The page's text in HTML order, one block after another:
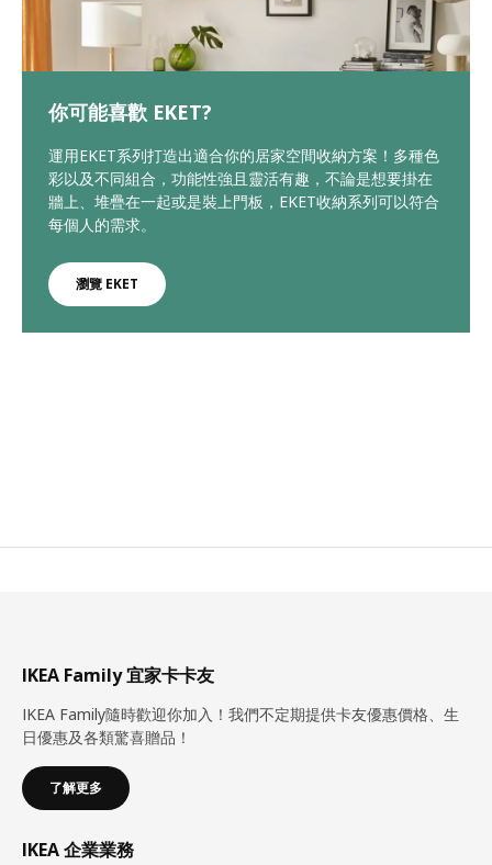
你可能喜歡 EKET?
運用EKET系列打造出適合你的居家空間收納方案！多種色
彩以及不同組合，功能性強且靈活有趣，不論是想要掛在
牆上、堆疊在一起或是裝上門板，EKET收納系列可以符合
每個人的需求。
瀏覽 EKET
IKEA Family 宜家卡卡友
IKEA Family隨時歡迎你加入！我們不定期提供卡友優惠價格、生
日優惠及各類驚喜贈品！
了解更多
IKEA 企業業務